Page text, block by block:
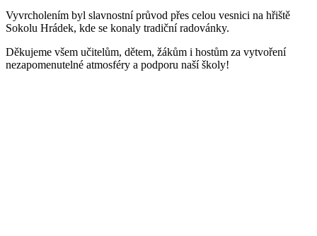
Vyvrcholením byl slavnostní průvod přes celou vesnici na hřiště
Sokolu Hrádek, kde se konaly tradiční radovánky.
Děkujeme všem učitelům, dětem, žákům i hostům za vytvoření
nezapomenutelné atmosféry a podporu naší školy!